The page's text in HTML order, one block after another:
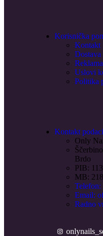
Korisnička
Kontakt
Dostava
Uslovi
Politika
Kontakt podaci
Only
Brdo
PIB:
MB:
Telefon:
Email:
Radno